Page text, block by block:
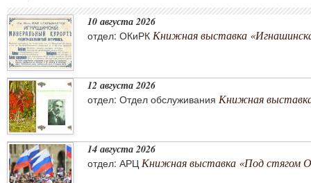
10 августа 2026
отдел: ОКиРК Книжная выставка
12 августа 2026
отдел: Отдел обслуживания Книжная
14 августа 2026
отдел: АРЦ Книжная выставка «Под стягом